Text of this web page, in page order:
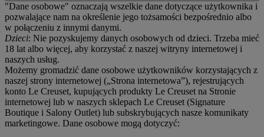
"Dane osobowe" oznaczają wszelkie dane dotyczące użytkownika i
pozwalające nam na określenie jego tożsamości bezpośrednio albo
w połączeniu z innymi danymi.
Dzieci: Nie pozyskujemy danych osobowych od dzieci. Trzeba mieć
18 lat albo więcej, aby korzystać z naszej witryny internetowej i
naszych usług.
Możemy gromadzić dane osobowe użytkowników korzystających z
naszej strony internetowej („Strona internetowa”), rejestrujących
konto Le Creuset, kupujących produkty Le Creuset na Stronie
internetowej lub w naszych sklepach Le Creuset (Signature
Boutique i Salony Outlet) lub subskrybujących nasze komunikaty
marketingowe. Dane osobowe mogą dotyczyć: